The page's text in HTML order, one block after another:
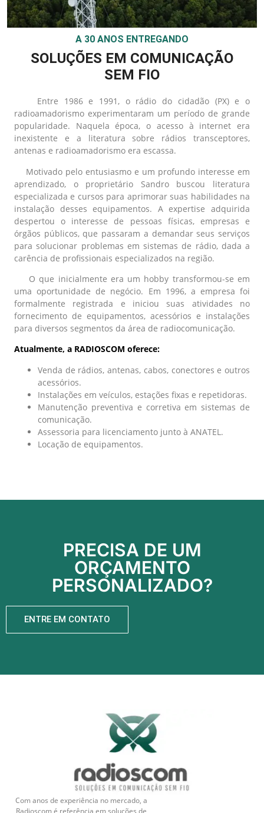
A 30 ANOS ENTREGANDO
SOLUÇÕES EM COMUNICAÇÃO
SEM FIO
Entre 1986 e 1991, o rádio do cidadão (PX) e o
radioamadorismo experimentaram um período de grande
popularidade. Naquela época, o acesso à internet era
inexistente e a literatura sobre rádios transceptores,
antenas e radioamadorismo era escassa.
Motivado pelo entusiasmo e um profundo interesse em
aprendizado, o proprietário Sandro buscou literatura
especializada e cursos para aprimorar suas habilidades na
instalação desses equipamentos. A expertise adquirida
despertou o interesse de pessoas físicas, empresas e
órgãos públicos, que passaram a demandar seus serviços
para solucionar problemas em sistemas de rádio, dada a
carência de profissionais especializados na região.
O que inicialmente era um hobby transformou-se em
uma oportunidade de negócio. Em 1996, a empresa foi
formalmente registrada e iniciou suas atividades no
fornecimento de equipamentos, acessórios e instalações
para diversos segmentos da área de radiocomunicação.
Atualmente, a RADIOSCOM oferece:
Venda de rádios, antenas, cabos, conectores e outros
acessórios.
Instalações em veículos, estações fixas e repetidoras.
Manutenção preventiva e corretiva em sistemas de
comunicação.
Assessoria para licenciamento junto à ANATEL.
Locação de equipamentos.
PRECISA DE UM
ORÇAMENTO
PERSONALIZADO?
ENTRE EM CONTATO
Com anos de experiência no mercado, a